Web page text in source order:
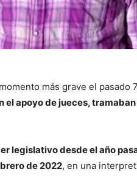
más grave el pasado
el apoyo de jueces,
legislativo desde el año
de 2022, en una